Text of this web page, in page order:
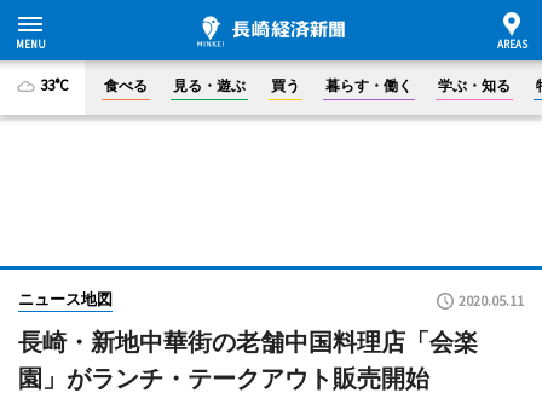
33°C 食べる 見る・遊ぶ 買う 暮らす・働く 学ぶ・知る
ニュース地図 2020.05.11
長崎・新地中華街の老舗中国料理店「会楽
園」がランチ・テークアウト販売開始